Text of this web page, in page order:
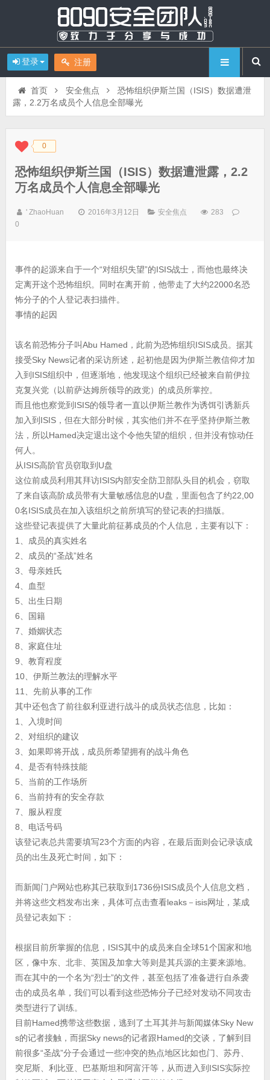
登录 注册
首页 安全焦点
恐怖组织伊斯兰国（ISIS）数据遭泄
露，2.2万名成员个人信息全部曝光
◆◆ 0
恐怖组织伊斯兰国（ISIS）数据遭泄露，2.2
万名成员个人信息全部曝光
' ZhaoHuan 2016年3月12日 安全焦点
283
0
事件的起源来自于一个“对组织失望”的ISIS战士，而他也最终决
定离开这个恐怖组织。同时在离开前，他带走了大约22000名恐
怖分子的个人登记表扫描件。
事情的起因
该名前恐怖分子叫Abu Hamed，此前为恐怖组织ISIS成员。据其
接受Sky News记者的采访所述，起初他是因为伊斯兰教信仰才加
入到ISIS组织中，但逐渐地，他发现这个组织已经被来自前伊拉
克复兴党（以前萨达姆所领导的政党）的成员所掌控。
而且他也察觉到ISIS的领导者一直以伊斯兰教作为诱饵引诱新兵
加入到ISIS，但在大部分时候，其实他们并不在乎坚持伊斯兰教
法，所以Hamed决定退出这个令他失望的组织，但并没有惊动任
何人。
从ISIS高阶官员窃取到U盘
这位前成员利用其拜访ISIS内部安全防卫部队头目的机会，窃取
了来自该高阶成员带有大量敏感信息的U盘，里面包含了约22,00
0名ISIS成员在加入该组织之前所填写的登记表的扫描版。
这些登记表提供了大量此前征募成员的个人信息，主要有以下：
1、成员的真实姓名
2、成员的“圣战”姓名
3、母亲姓氏
4、血型
5、出生日期
6、国籍
7、婚姻状态
8、家庭住址
9、教育程度
10、伊斯兰教法的理解水平
11、先前从事的工作
其中还包含了前往叙利亚进行战斗的成员状态信息，比如：
1、入境时间
2、对组织的建议
3、如果即将开战，成员所希望拥有的战斗角色
4、是否有特殊技能
5、当前的工作场所
6、当前持有的安全存款
7、服从程度
8、电话号码
该登记表总共需要填写23个方面的内容，在最后面则会记录该成
员的出生及死亡时间，如下：
而新闻门户网站也称其已获取到1736份ISIS成员个人信息文档，
并将这些文档发布出来，具体可点击查看leaks－isis网址，某成
员登记表如下：
根据目前所掌握的信息，ISIS其中的成员来自全球51个国家和地
区，像中东、北非、英国及加拿大等则是其兵源的主要来源地。
而在其中的一个名为“烈士”的文件，甚至包括了准备进行自杀袭
击的成员名单，我们可以看到这些恐怖分子已经对发动不同攻击
类型进行了训练。
目前Hamed携带这些数据，逃到了土耳其并与新闻媒体Sky New
s的记者接触，而据Sky news的记者跟Hamed的交谈，了解到目
前很多“圣战”分子会通过一些冲突的热点地区比如也门、苏丹、
突尼斯、利比亚、巴基斯坦和阿富汗等，从而进入到ISIS实际控